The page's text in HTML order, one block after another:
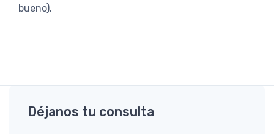
bueno).
Déjanos tu consulta